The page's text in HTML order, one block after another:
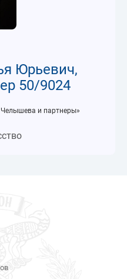
Юрьевич,
50/9024
и партнеры»